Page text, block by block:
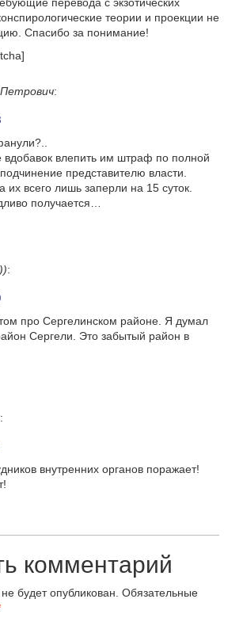
теории и проекции не
Спасибо за понимание!
:
вдобавок влепить им штраф по полной
представителю власти.
всего лишь заперли на 15 суток.
получается…
:
про Сергелинском районе. Я думал
Сергели. Это забытый район в
:
внутренних органов поражает!
комментарий
будет опубликован. Обязательные